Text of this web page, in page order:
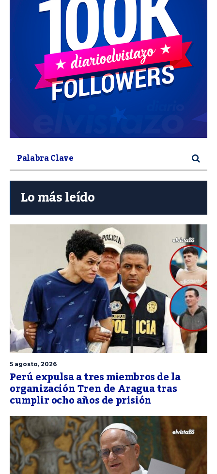
Lo más leído
5 agosto, 2026
Perú expulsa a tres miembros de la
organización Tren de Aragua tras
cumplir ocho años de prisión